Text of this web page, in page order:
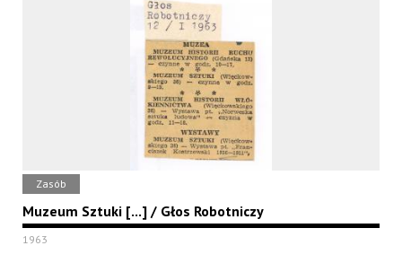
Zasób
Muzeum Sztuki [...] / Głos Robotniczy
1963